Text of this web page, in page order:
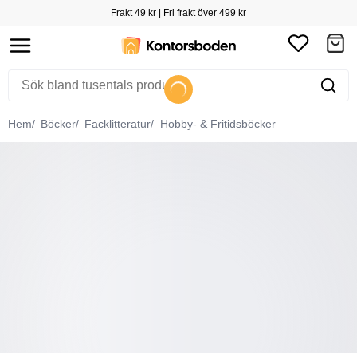
Frakt 49 kr | Fri frakt över 499 kr
Hem Böcker Facklitteratur Hobby- & Fritidsböcker